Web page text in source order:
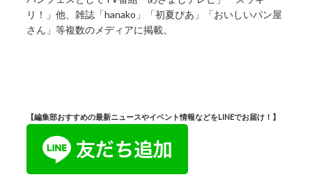
リ！」他、雑誌「hanako」「初夏ぴあ」「おいしいパン屋
さん」等複数のメディアに掲載。
【編集部おすすめの最新ニュースやイベント情報などをLINEでお届け！】